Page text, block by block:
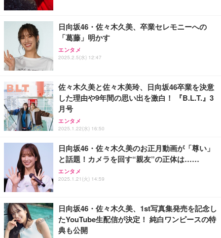
コン 高速2.4G/5GWi-Fi BT5.0 ギガビットLAN 静音
ミニパソコン B4Plus
GMKtec ミニPC G11初登場 AMD Ryzen Embedde
d R2514搭載 16GB DDR4＋256GB SSD動作より安
定 最大3.7GHz｜4K×3画面出力・2.5GLAN HDMI 2.
【整備済み品】富士通 ESPRIMO Q558 ミニPC i5第
9世代 16GB SSD256GB Win11 Office2021 WiFi
￥33,980
日保証（メモリ 16GB,SSD512GB）
【整備済み品】ノートパソコン 富士通 LIEFBOOK
U9311X/F 13.3型 第11世代 Core i5-1145G7/Window
s11 Pro/MS Office 2021搭載/Webカメラ/Wifi・Blue
D256GB)
VETESAノートパソコン Corei7 15.6インチ IPS液
晶/1920×1080FHD Office2024搭載 Win11 Pro ノー
トPC 16GB メモリ SSD 256GB WEBカメラ付き 軽
量薄型 laptop WIFI5/BT5.0/指紋認証機能/テンキー/
習用 ピンク
￥59,980
エレコム 充電器 40W 2ポート Type-C USB PD対応
PPS対応 GaN II採用 折りたたみ式プラグ ホワイト
EC-AC10640WH
エレコム 65W 充電器 Type-C コンセント 急速 PD対
応 スイング式プラグ採用 PSE技術基準適合 ブラッ
ク EC-AC12465BK
￥2,190
日向坂46・佐々木久美、卒業セレモニーへの
「葛藤」明かす
エンタメ
2025.2.5(水) 12:47
佐々木久美と佐々木美玲、日向坂46卒業を決意
した理由や9年間の思い出を激白！ 『B.L.T.』3
月号
エンタメ
2025.1.22(水) 16:50
日向坂46・佐々木久美のお正月動画が「尊い」
と話題！カメラを回す“親友”の正体は……
エンタメ
2025.1.21(火) 14:59
日向坂46・佐々木久美、1st写真集発売を記念し
たYouTube生配信が決定！ 純白ワンピースの特
典も公開